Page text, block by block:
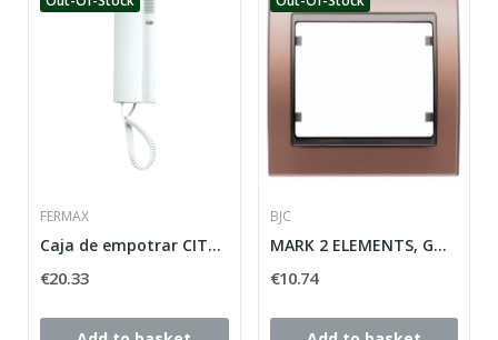
FERMAX
Caja de empotrar CITY KIT S4 FERMAX 8949
€20.33
BJC
MARK 2 ELEMENTS, GOLDEN-TOSTADO HORIZONTAL MEGA...
€10.74